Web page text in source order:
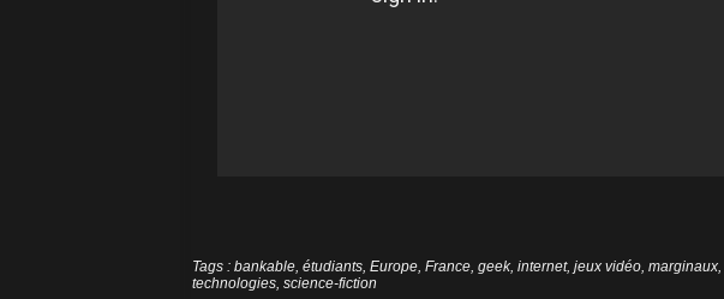
Tags : bankable, étudiants, Europe, France, geek, internet, jeux vidéo, marginaux,
technologies, science-fiction